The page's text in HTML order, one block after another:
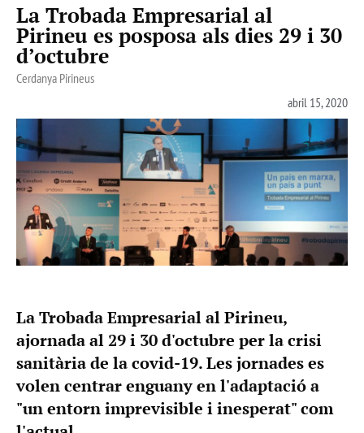
La Trobada Empresarial al
Pirineu es posposa als dies 29 i 30
d’octubre
Cerdanya Pirineus
abril 15, 2020
La Trobada Empresarial al Pirineu,
ajornada al 29 i 30 d'octubre per la crisi
sanitària de la covid-19. Les jornades es
volen centrar enguany en l'adaptació a
"un entorn imprevisible i inesperat" com